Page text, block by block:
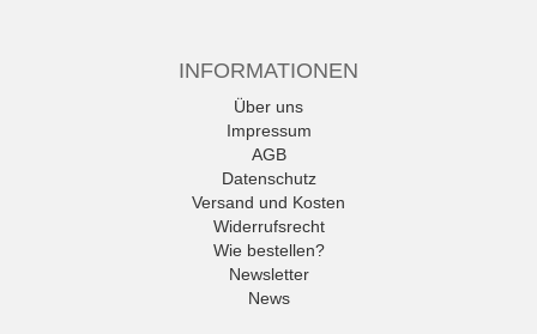
INFORMATIONEN
Über uns
Impressum
AGB
Datenschutz
Versand und Kosten
Widerrufsrecht
Wie bestellen?
Newsletter
News